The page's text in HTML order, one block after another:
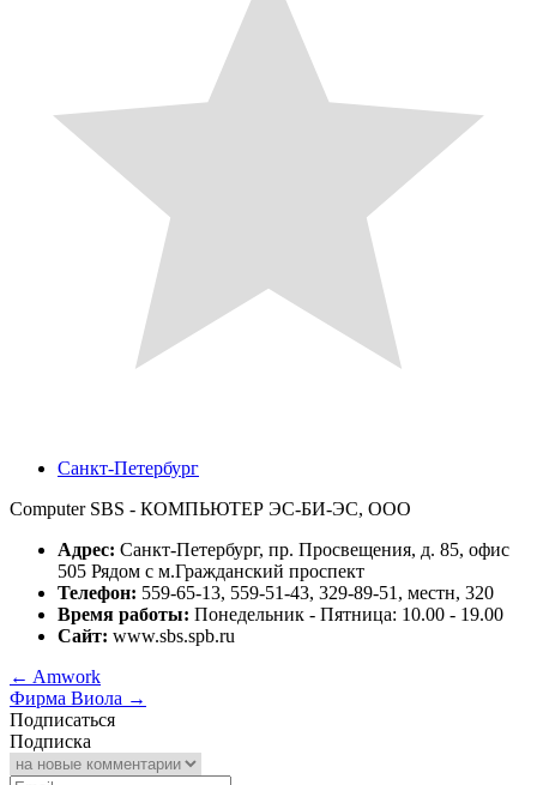
Санкт-Петербург
Computer SBS - КОМПЬЮТЕР ЭС-БИ-ЭС, ООО
Адрес: Санкт-Петербург, пр. Просвещения, д. 85, офис
505 Рядом с м.Гражданский проспект
Телефон: 559-65-13, 559-51-43, 329-89-51, местн, 320
Время работы: Понедельник - Пятница: 10.00 - 19.00
Сайт: www.sbs.spb.ru
← Amwork
Фирма Виола →
Подписаться
Подписка